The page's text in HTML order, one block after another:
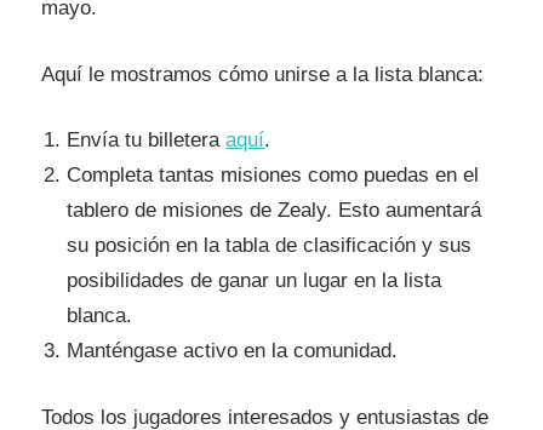
mayo.
Aquí le mostramos cómo unirse a la lista blanca:
Envía tu billetera aquí.
Completa tantas misiones como puedas en el
tablero de misiones de Zealy. Esto aumentará
su posición en la tabla de clasificación y sus
posibilidades de ganar un lugar en la lista
blanca.
Manténgase activo en la comunidad.
Todos los jugadores interesados ​​y entusiastas de